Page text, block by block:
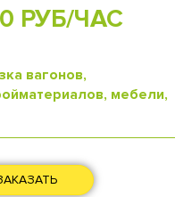
РУБ/ЧАС
вагонов,
мебели,